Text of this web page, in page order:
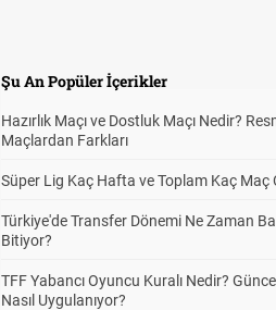
Şu An Popüler İçerikler
Hazırlık Maçı ve Dostluk Maçı Nedir?
Maçlardan Farkları
Süper Lig Kaç Hafta ve Toplam Kaç Maç
Türkiye'de Transfer Dönemi Ne Zaman
Bitiyor?
TFF Yabancı Oyuncu Kuralı Nedir?
Nasıl Uygulanıyor?